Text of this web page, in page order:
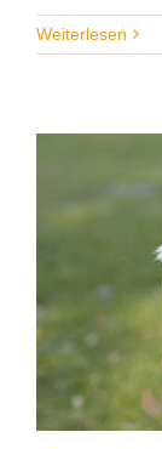
Weiterlesen